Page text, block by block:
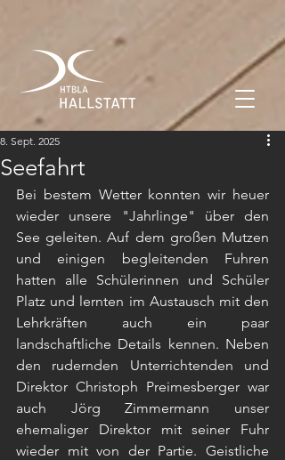
Seefahrt
8. Sept. 2025
Bei bestem Wetter konnten wir heuer
wieder unsere "Jahrlinge" über den
See geleiten. Auf dem großen Mutzen
und einigen begleitenden Fuhren
hatten alle Schülerinnen und Schüler
Platz und lernten im Austausch mit den
Lehrkräften auch ein paar
landschaftliche Details kennen. Neben
den rudernden Unterrichtenden und
Direktor Christoph Preimesberger war
auch Jörg Zimmermann unser
ehemaliger Direktor mit seiner Fuhr
wieder mit von der Partie. Geistliche